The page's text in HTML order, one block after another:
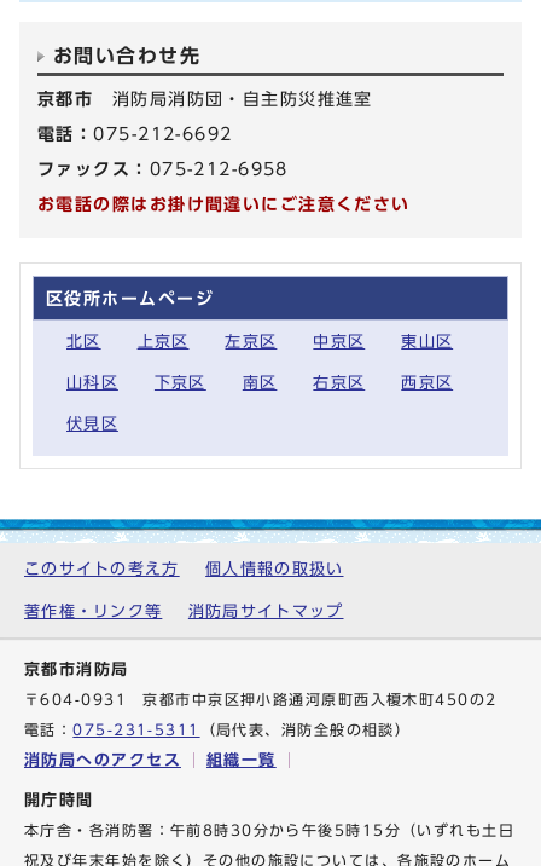
お問い合わせ先
京都市 消防局消防団・自主防災推進室
電話：075-212-6692
ファックス： 075-212-6958
お電話の際はお掛け間違いにご注意ください
区役所ホームページ
北区 上京区 左京区 中京区 東山区
山科区 下京区 南区 右京区 西京区
伏見区
このサイトの考え方 個人情報の取扱い
著作権・リンク等 消防局サイトマップ
京都市消防局
〒604-0931 京都市中京区押小路通河原町西入榎木町450の2
電話：075-231-5311 （局代表、消防全般の相談）
消防局へのアクセス 組織一覧
開庁時間
本庁舎・各消防署：午前8時30分から午後5時15分（いずれも土日
祝及び年末年始を除く）その他の施設については、各施設のホーム